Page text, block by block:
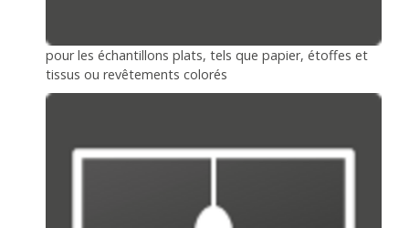
pour les échantillons plats, tels que papier, étoffes et
tissus ou revêtements colorés